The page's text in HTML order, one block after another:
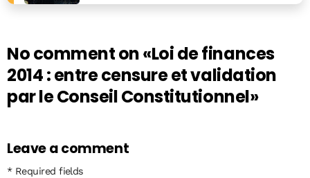
No comment on«Loi de finances
2014 : entre censure et validation
par le Conseil Constitutionnel»
Leave a comment
* Required fields